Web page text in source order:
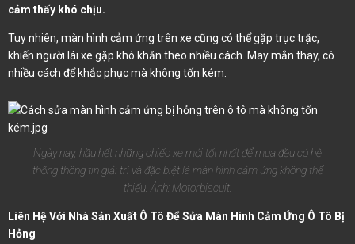
cảm thấy khó chịu.
Tuy nhiên, màn hình cảm ứng trên xe cũng có thể gặp trục trặc,
khiến người lái xe gặp khó khăn theo nhiều cách. May mắn thay, có
nhiều cách để khắc phục mà không tốn kém.
Ngày nay, hầu hết những chiếc xe mới tốt nhất để mua đều có hệ
thống thông tin giải trí và đặc biệt là màn hình cảm ứng không thể
thiếu. Ảnh: Motorbiscuit.
Liên Hệ Với Nhà Sản Xuất Ô Tô Để Sửa Màn Hình Cảm Ứng Ô Tô Bị
Hỏng